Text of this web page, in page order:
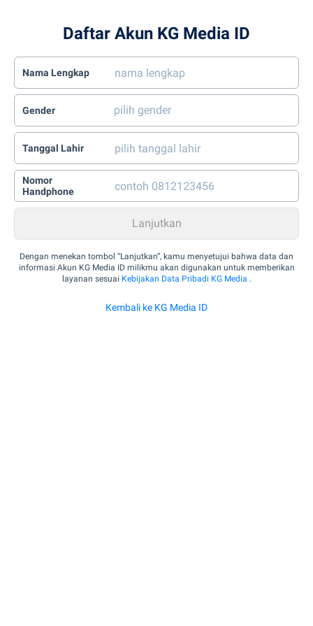
Daftar Akun KG Media ID
Nama Lengkap
Gender
Tanggal Lahir
Nomor
Handphone
Dengan menekan tombol “Lanjutkan”, kamu menyetujui bahwa data dan
informasi Akun KG Media ID milikmu akan digunakan untuk memberikan
layanan sesuai Kebijakan Data Pribadi KG Media .
Kembali ke KG Media ID